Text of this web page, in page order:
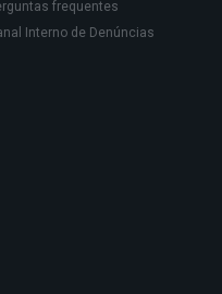
frequentes
Interno de Denúncias